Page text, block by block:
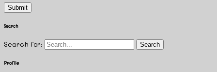
Search
Search for:
Profile